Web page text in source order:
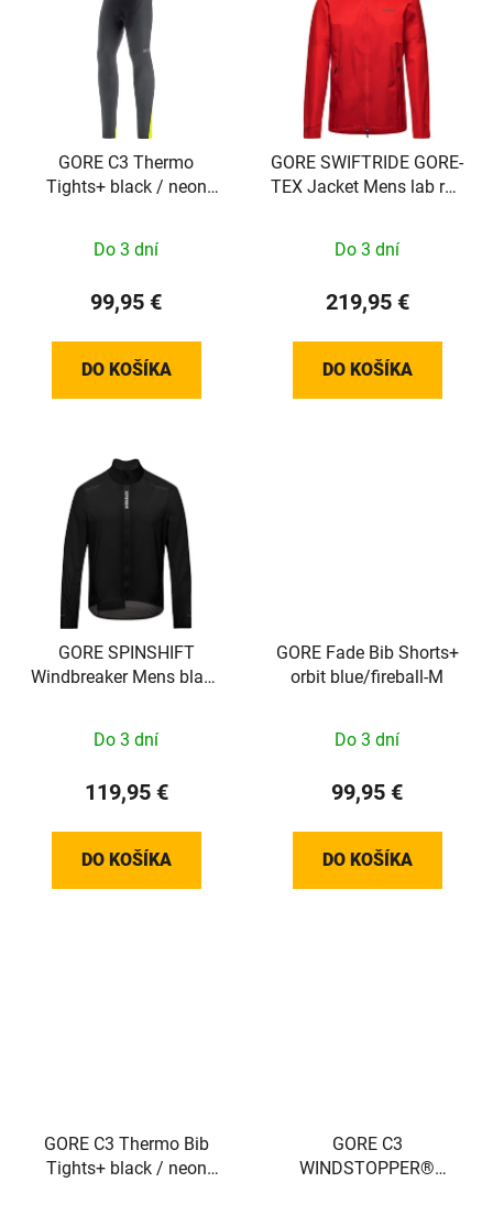
GORE C3 Thermo
Tights+ black / neon
Do 3 dní
99,95 €
DO KOŠÍKA
GORE SWIFTRIDE GORE-
TEX Jacket Mens lab red
Do 3 dní
219,95 €
DO KOŠÍKA
GORE SPINSHIFT
Windbreaker Mens black
Do 3 dní
119,95 €
DO KOŠÍKA
GORE Fade Bib Shorts+
orbit blue/fireball-M
Do 3 dní
99,95 €
DO KOŠÍKA
GORE C3 Thermo Bib
Tights+ black / neon
GORE C3
WINDSTOPPER®